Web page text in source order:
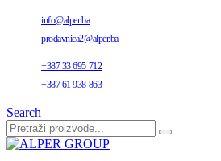
info@alper.ba
prodavnica2@alper.ba
+387 33 695 712
+387 61 938 863
Search